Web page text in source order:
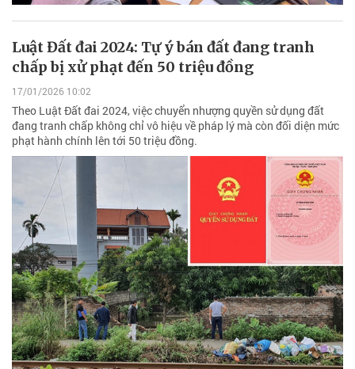
Luật Đất đai 2024: Tự ý bán đất đang tranh
chấp bị xử phạt đến 50 triệu đồng
17/01/2026 10:02
Theo Luật Đất đai 2024, việc chuyển nhượng quyền sử dụng đất
đang tranh chấp không chỉ vô hiệu về pháp lý mà còn đối diện mức
phạt hành chính lên tới 50 triệu đồng.